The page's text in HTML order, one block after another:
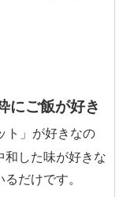
にご飯が好き
ト」が好きなの
和した味が好きな
だけです。